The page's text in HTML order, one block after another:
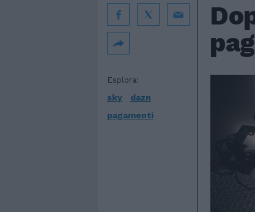
Esplora:
sky
dazn
pagamenti